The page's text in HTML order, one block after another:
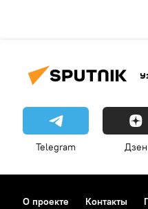
Telegram Дзен
О проекте Контакты